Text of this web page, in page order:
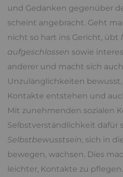
und Gedanken gegenüber
scheint angebracht. Geht
nicht so hart ins Gericht, übt
aufgeschlossen sowie
anderer und macht sich
Unzulänglichkeiten
Kontakte entstehen und
Mit zunehmenden sozialen
Selbstverständlichkeit dafür
Selbstbewusstsein, sich in
bewegen, wachsen. Dies
leichter, Kontakte zu pflegen.